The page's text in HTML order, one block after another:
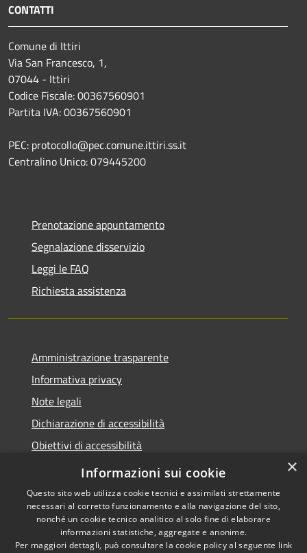
CONTATTI
Comune di Ittiri
Via San Francesco, 1,
07044 - Ittiri
Codice Fiscale: 00367560901
Partita IVA: 00367560901
PEC: protocollo@pec.comune.ittiri.ss.it
Centralino Unico: 079445200
Prenotazione appuntamento
Segnalazione disservizio
Leggi le FAQ
Richiesta assistenza
Amministrazione trasparente
Informativa privacy
Note legali
Dichiarazione di accessibilità
Obiettivi di accessibilità
Storico Deliberazioni
Copyright © 2026 • Comune di
×
Informazioni sui cookie
Questo sito web utilizza cookie tecnici e assimilati strettamente
necessari al corretto funzionamento e alla navigazione del sito,
nonché un cookie tecnico analitico al solo fine di elaborare
informazioni statistiche, aggregate e anonime.
Per maggiori dettagli, può consultare la cookie policy al seguente link